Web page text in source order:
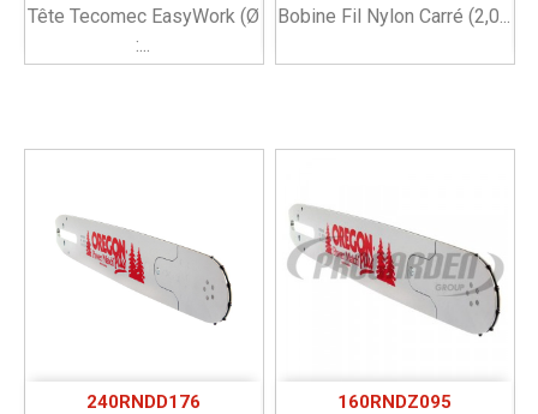
Tête Tecomec EasyWork (ø
:...
Bobine Fil Nylon Carré (2,0...
240RNDD176 160RNDZ095